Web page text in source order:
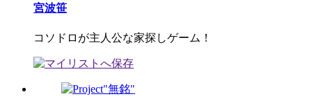
宮波笹
コソドロが主人公な家探しゲーム！